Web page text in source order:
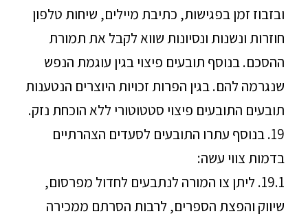
ובזבוז זמן בפגישות, כתיבת מיילים, שיחות טלפון
חוזרות ונשנות ונסיונות שווא לקבל את תמורת
ההסכם. בנוסף תובעים פיצוי בגין עוגמת הנפש
שנגרמה להם. בגין הפרות זכויות היוצרים הנטענות
תובעים התובעים פיצוי סטטוטורי ללא הוכחת נזק.
19. בנוסף עתרו התובעים לסעדים הצהרתיים
בדמות צווי עשה:
19.1. ליתן צו המורה לנתבעים לחדול מפרסום,
שיווק והפצת הספרים, לרבות הסרתם ממכירה